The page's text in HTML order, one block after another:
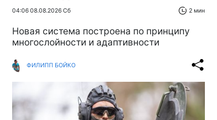
04:06 08.08.2026 Сб 2 мин
Новая система построена по принципу
многослойности и адаптивности
ФИЛИПП БОЙКО